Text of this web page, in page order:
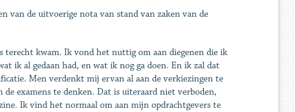
van de uitvoerige nota van stand van zaken van de
terecht kwam. Ik vond het nuttig om aan diegenen die ik
ik al gedaan had, en wat ik nog ga doen. En ik zal dat
Men verdenkt mij ervan al aan de verkiezingen te
examens te denken. Dat is uiteraard niet verboden,
Ik vind het normaal om aan mijn opdrachtgevers te